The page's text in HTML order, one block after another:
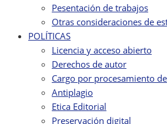
Pesentación de trabajos
Otras consideraciones de
POLÍTICAS
Licencia y acceso abierto
Derechos de autor
Cargo por procesamiento
Antiplagio
Etica Editorial
Preservación digital